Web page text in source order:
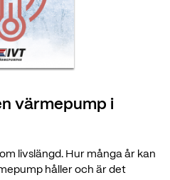
värmepump i
livslängd. Hur många år kan
håller och är det